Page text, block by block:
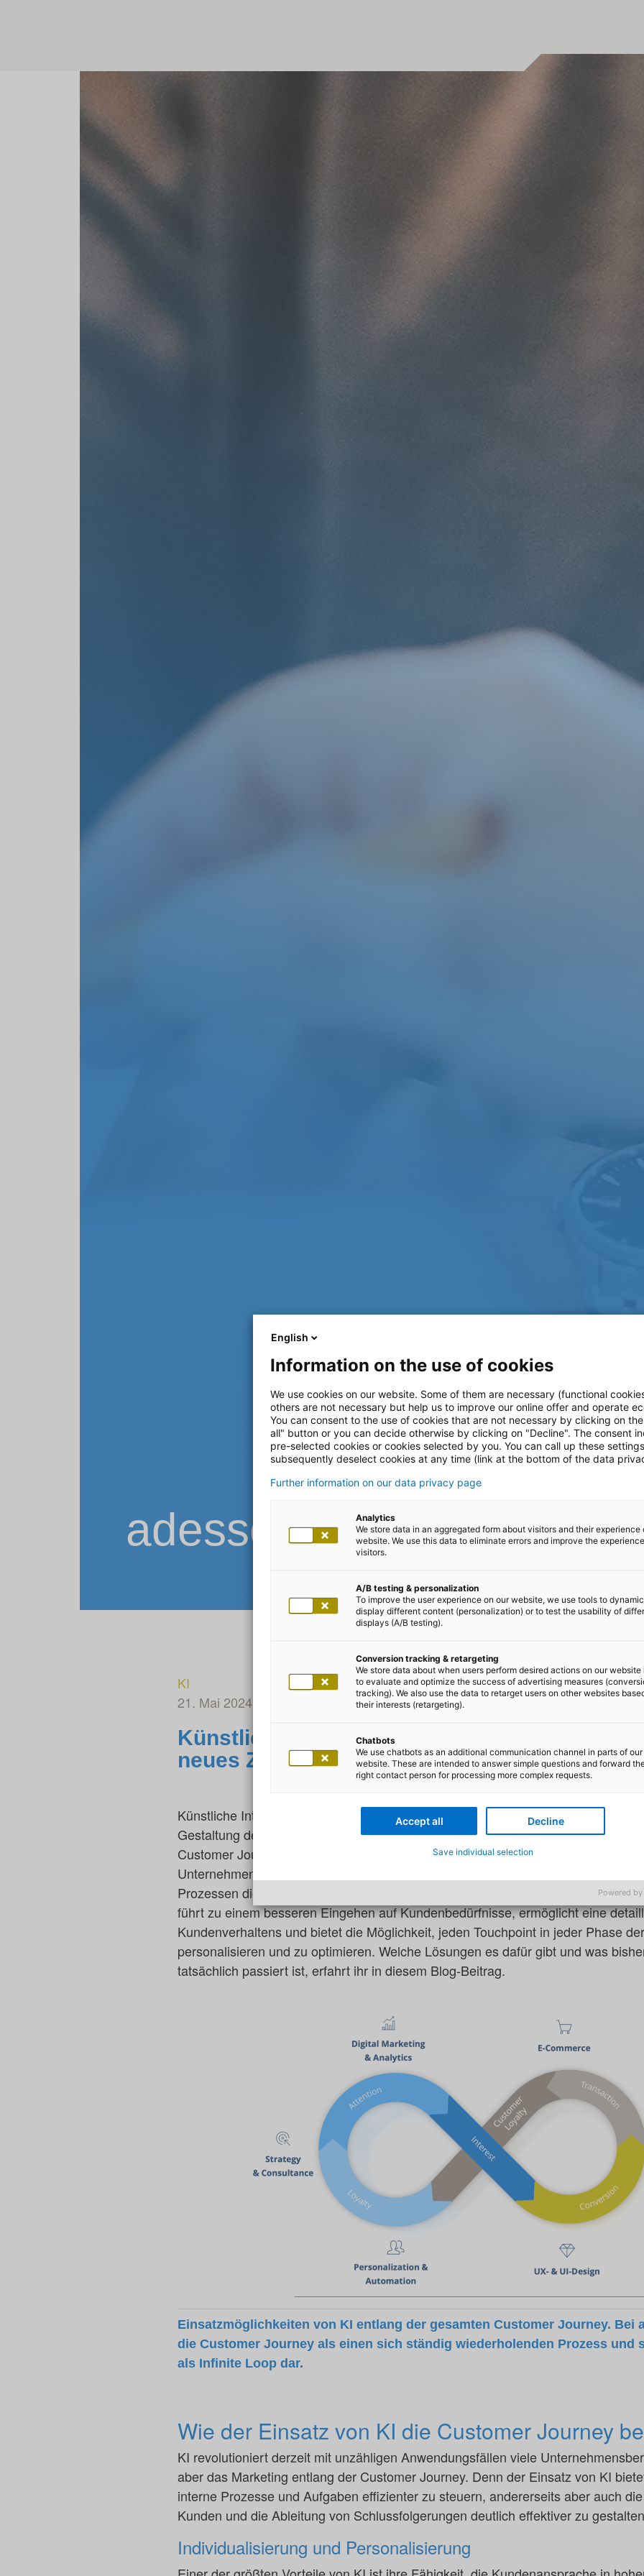
adesso Blog
KI
21. Mai 2024
von Niklas Eichler
Künstliche Intelligenz entlang der Customer
neues Zeitalter der Kundeninteraktion
Künstliche Intelligenz (KI) spielt in unserer digital vernetzten Welt eine immer
Gestaltung der Beziehungen zwischen Unternehmen und ihren Kundinnen und
Customer Journey, die alle Berührungspunkte (Touchpoints) einer Kundin oder
Unternehmen umfasst, ist sie nicht mehr wegzudenken. KI ermöglicht durch die
Prozessen die intelligente Analyse von Daten und die Anpassung
führt zu einem besseren Eingehen auf Kundenbedürfnisse, ermöglicht eine
Kundenverhaltens und bietet die Möglichkeit, jeden Touchpoint in jeder Phase
personalisieren und zu optimieren. Welche Lösungen es dafür gibt und was
tatsächlich passiert ist, erfahrt ihr in diesem Blog-Beitrag.
Einsatzmöglichkeiten von KI entlang der gesamten Customer Journey. Bei
die Customer Journey als einen sich ständig wiederholenden Prozess und
als Infinite Loop dar.
Wie der Einsatz von KI die Customer Journey
KI revolutioniert derzeit mit unzähligen Anwendungsfällen viele
aber das Marketing entlang der Customer Journey. Denn der Einsatz von KI
interne Prozesse und Aufgaben effizienter zu steuern, andererseits aber auch
Kunden und die Ableitung von Schlussfolgerungen deutlich effektiver zu
Individualisierung und Personalisierung
English
Information on the use of cookies
We use cookies on our website. Some of them are necessary (functional
others are not necessary but help us to improve our online offer and operate
You can consent to the use of cookies that are not necessary by clicking on
all" button or you can decide otherwise by clicking on "Decline". The consent
pre-selected cookies or cookies selected by you. You can call up these
subsequently deselect cookies at any time (link at the bottom of the data
Further information on our data privacy page
Analytics
We store data in an aggregated form about visitors and their experience
website. We use this data to eliminate errors and improve the
visitors.
A/B testing & personalization
To improve the user experience on our website, we use tools to
display different content (personalization) or to test the usability of
displays (A/B testing).
Conversion tracking & retargeting
We store data about when users perform desired actions on our website
to evaluate and optimize the success of advertising measures
tracking). We also use the data to retarget users on other websites
their interests (retargeting).
Chatbots
We use chatbots as an additional communication channel in parts of our
website. These are intended to answer simple questions and forward
right contact person for processing more complex requests.
Accept all Decline
Save individual selection
Powered by